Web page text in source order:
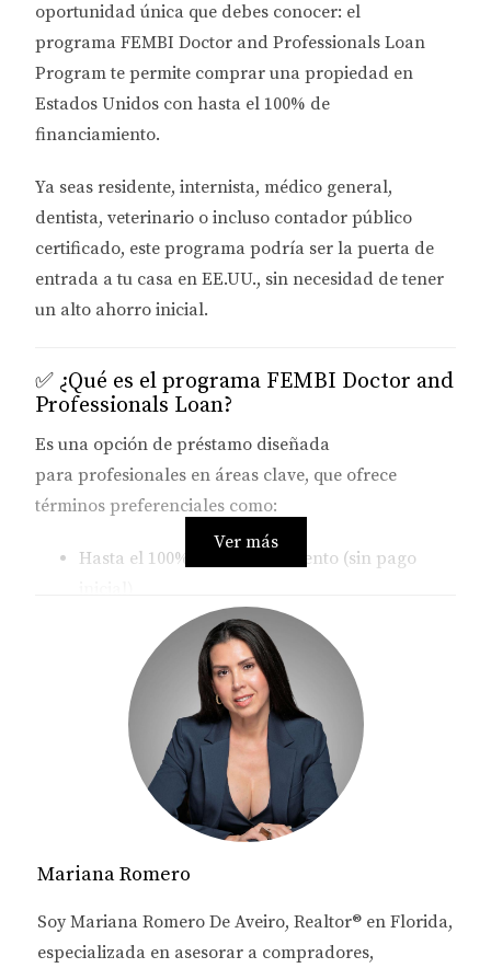
oportunidad única que debes conocer: el
programa FEMBI Doctor and Professionals Loan
Programte permite comprar una propiedad en
Estados Unidos con hasta el 100% de
financiamiento.
Ya seas residente, internista, médico general,
dentista, veterinario o incluso contador público
certificado, este programa podría ser la puerta de
entrada a tu casa en EE.UU., sin necesidad de tener
un alto ahorro inicial.
✅ ¿Qué es el programa FEMBI Doctor and
Professionals Loan?
Es una opción de préstamo diseñada
para profesionales en áreas clave, que ofrece
términos preferenciales como:
Hasta el 100% de financiamiento (sin pago
Sin seguro hipotecario tradicional
cubre con LPMI)
Disponible paraviviendas tipo unifamiliares,
PUD y condos
Préstamos amortizados a plazos como 5/6, 5/5
o 7/6 (ajustables)
💰 ¿Cuáles son los montos máximos?
Hasta $2,000,000si ya completaste tu residencia
Ver más
Mariana Romero
Soy Mariana Romero De Aveiro, Realtor® en Florida,
especializada en asesorar a compradores,